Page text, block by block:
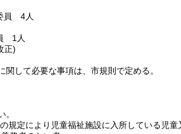
員 4人
1人
正)
関して必要な事項は、市規則で定める。
の規定により児童福祉施設に入所している児